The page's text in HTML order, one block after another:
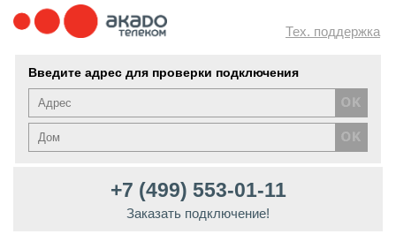
Тех. поддержка
Введите адрес для проверки подключения
+7 (499) 553-01-11
Заказать подключение!